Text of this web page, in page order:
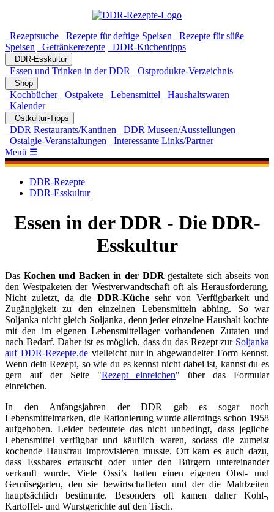
Rezeptsuche Rezepte für deftige Speisen
Rezepte für süße
Speisen
Getränkerezepte DDR-Küchentipps
DDR-Esskultur
Essen und Trinken in der DDR Ostprodukte-Verzeichnis
Shop
Kochbücher Ostpakete Lebensmittel
Haushaltswaren
Kalender
Ostkultur-Tipps
DDR Restaurants/Kantinen
DDR Museen/Ausstellungen
Ostalgie-Veranstaltungen
Interessante Links/Partner
Menü ☰
DDR-Rezepte
DDR-Esskultur
Essen in der DDR - Die DDR-
Esskultur
Das Kochen und Backen in der DDR gestaltete sich abseits von
den Westpaketen der Westverwandtschaft oft als Herausforderung.
Nicht zuletzt, da die DDR-Küchesehr von Verfügbarkeit und
Zugängigkeit zu den einzelnen Lebensmitteln abhing. So war
Soljanka nicht gleich Soljanka, denn jeder einzelne Haushalt kochte
mit den im eigenen Lebensmittellager vorhandenen Zutaten und
nach Bedarf. Daher ist es möglich, dass du das Rezept zur Soljanka
auf DDR-Rezepte.devielleicht nur in abgewandelter Form kennst.
Wenn dein Rezept, so wie du es kennst nicht dabei ist, kannst du es
gern auf der Seite "Rezept einreichen" über das Formular
einreichen.
In den Anfangsjahren der DDR gab es sogar noch
Lebensmittelmarken, die Rationierung wurde allerdings schon 1958
aufgehoben. Leider bedeutete das nicht unbedingt, dass jegliche
Lebensmittel verfügbar und käuflich waren, sodass die zumeist
kochende Hausfrau improvisieren musste. Oft kam es auch dazu,
dass Essbares ertauscht oder unter den Bürgern untereinander
verkauft wurde. Viele Ossi’s hatten einen eigenen Obst- und
Gemüsegarten, den sie bewirtschafteten und der die Mahlzeiten
hauptsächlich bestimmte. Besonders oft kamen daher Kohl-,
Kartoffel- und Wurstgerichte auf den Tisch.